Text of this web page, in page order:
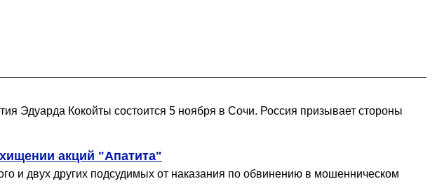
Эдуарда Кокойты состоится 5 ноября в Сочи. Россия призывает стороны
акций "Апатита"
и двух других подсудимых от наказания по обвинению в мошенническом